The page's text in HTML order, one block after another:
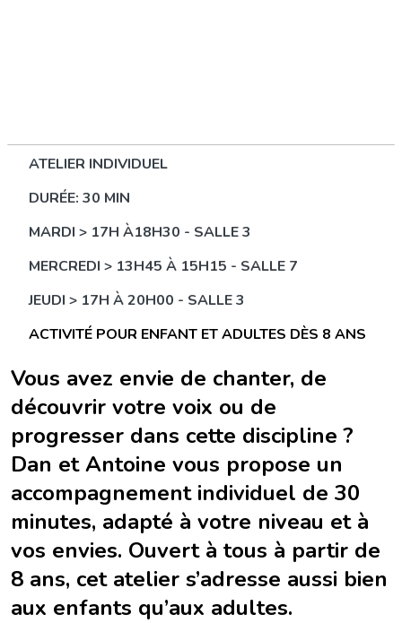
ATELIER INDIVIDUEL
DURÉE: 30 MIN
MARDI > 17H À18H30 - SALLE 3
MERCREDI > 13H45 À 15H15 - SALLE 7
JEUDI > 17H À 20H00 - SALLE 3
ACTIVITÉ POUR ENFANT ET ADULTES DÈS 8 ANS
Vous avez envie de chanter, de
découvrir votre voix ou de
progresser dans cette discipline ?
Dan et Antoine vous propose un
accompagnement individuel de 30
minutes, adapté à votre niveau et à
vos envies. Ouvert à tous à partir de
8 ans, cet atelier s’adresse aussi bien
aux enfants qu’aux adultes.